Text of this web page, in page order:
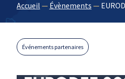
Accueil — Évènements —
Événements partenaires